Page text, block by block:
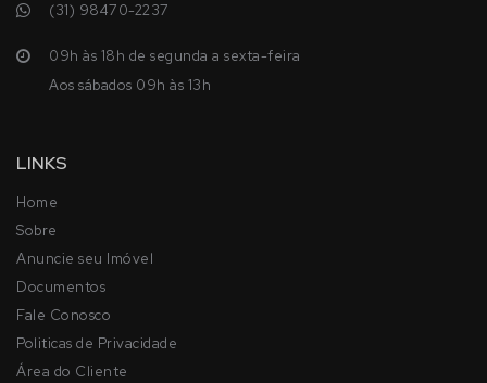
(31) 98470-2237
09h às 18h de segunda a sexta-feira
Aos sábados 09h às 13h
LINKS
Home
Sobre
Anuncie seu Imóvel
Documentos
Fale Conosco
Politicas de Privacidade
Área do Cliente